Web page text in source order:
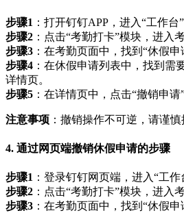
步骤1 ：打开钉钉APP，进入“工作台”
步骤2 ：点击“考勤打卡”模块，进入
步骤3 ：在考勤页面中，找到“休假申
步骤4 ：在休假申请列表中，找到需
详情页。
步骤5 ：在详情页中，点击“撤销申请
注意事项 ：撤销操作不可逆，请谨慎
4. 通过网页端撤销休假申请的步骤
步骤1 ：登录钉钉网页端，进入“工作
步骤2 ：点击“考勤打卡”模块，进入
步骤3 ：在考勤页面中，找到“休假申